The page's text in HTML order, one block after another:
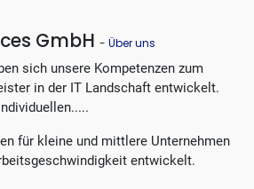
GmbH - Über uns
sich unsere Kompetenzen zum
in der IT Landschaft entwickelt.
für kleine und mittlere Unternehmen
entwickelt.